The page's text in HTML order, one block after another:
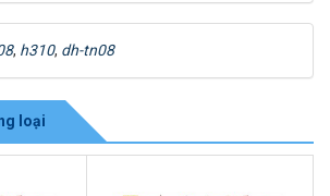
, h310, dh-tn08
loại